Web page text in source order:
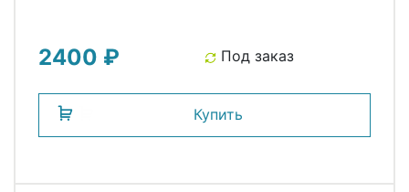
2400 ₽ Под заказ
Купить